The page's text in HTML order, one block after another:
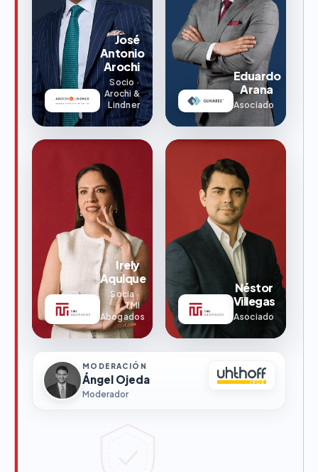
José
Antonio
Arochi
Socio ·
Arochi &
Lindner
Eduardo
Arana
Asociado
Irely
Aquique
Socia ·
TMI
Abogados
Néstor
Villegas
Asociado
MODERACIÓN
Ángel Ojeda
Moderador